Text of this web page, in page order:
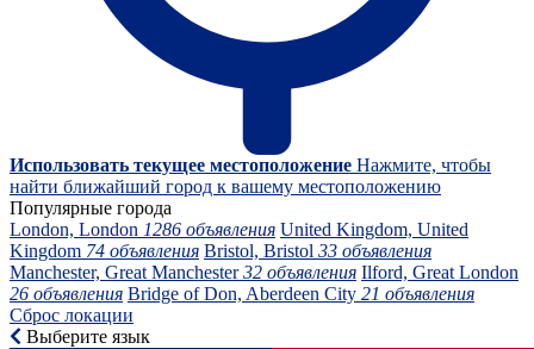
Использовать текущее местоположение Нажмите, чтобы
найти ближайший город к вашему местоположению
Популярные города
London, London 1286 объявления United Kingdom, United
Kingdom 74 объявления Bristol, Bristol 33 объявления
Manchester, Great Manchester32 объявления Ilford, Great London
26 объявления Bridge of Don, Aberdeen City 21 объявления
Сброс локации
Выберите язык